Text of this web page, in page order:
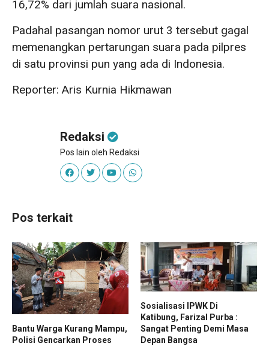
16,72% dari jumlah suara nasional.
Padahal pasangan nomor urut 3 tersebut gagal
memenangkan pertarungan suara pada pilpres
di satu provinsi pun yang ada di Indonesia.
Reporter: Aris Kurnia Hikmawan
Redaksi
Pos lain oleh Redaksi
Pos terkait
Bantu Warga Kurang Mampu,
Polisi Gencarkan Proses
Sosialisasi IPWK Di
Katibung, Farizal Purba :
Sangat Penting Demi Masa
Depan Bangsa